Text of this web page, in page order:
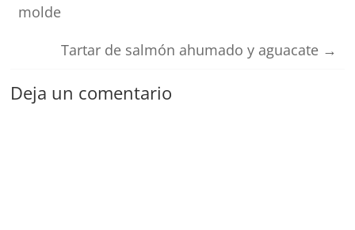
molde
Tartar de salmón ahumado y aguacate →
Deja un comentario